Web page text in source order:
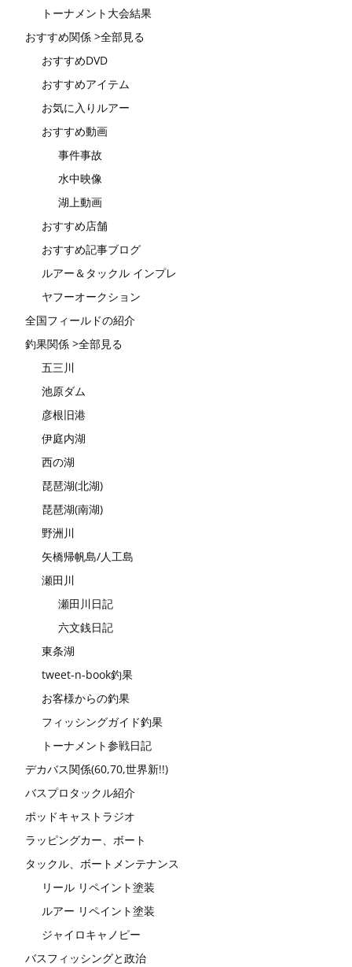
トーナメント大会結果
おすすめ関係 >全部見る
おすすめDVD
おすすめアイテム
お気に入りルアー
おすすめ動画
事件事故
水中映像
湖上動画
おすすめ店舗
おすすめ記事ブログ
ルアー＆タックル インプレ
ヤフーオークション
全国フィールドの紹介
釣果関係 >全部見る
五三川
池原ダム
彦根旧港
伊庭内湖
西の湖
琵琶湖(北湖)
琵琶湖(南湖)
野洲川
矢橋帰帆島/人工島
瀬田川
瀬田川日記
六文銭日記
東条湖
tweet-n-book釣果
お客様からの釣果
フィッシングガイド釣果
トーナメント参戦日記
デカバス関係(60,70,世界新!!)
バスプロタックル紹介
ポッドキャストラジオ
ラッピングカー、ボート
タックル、ボートメンテナンス
リール リペイント塗装
ルアー リペイント塗装
ジャイロキャノピー
バスフィッシングと政治